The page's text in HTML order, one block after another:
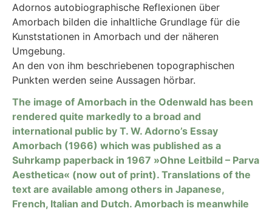
Adornos autobiographische Reflexionen über
Amorbach bilden die inhaltliche Grundlage für die
Kunststationen in Amorbach und der näheren
Umgebung.
An den von ihm beschriebenen topographischen
Punkten werden seine Aussagen hörbar.
The image of Amorbach in the Odenwald has been
rendered quite markedly to a broad and
international public by T. W. Adorno’s Essay
Amorbach (1966) which was published as a
Suhrkamp paperback in 1967 »Ohne Leitbild – Parva
Aesthetica« (now out of print). Translations of the
text are available among others in Japanese,
French, Italian and Dutch. Amorbach is meanwhile